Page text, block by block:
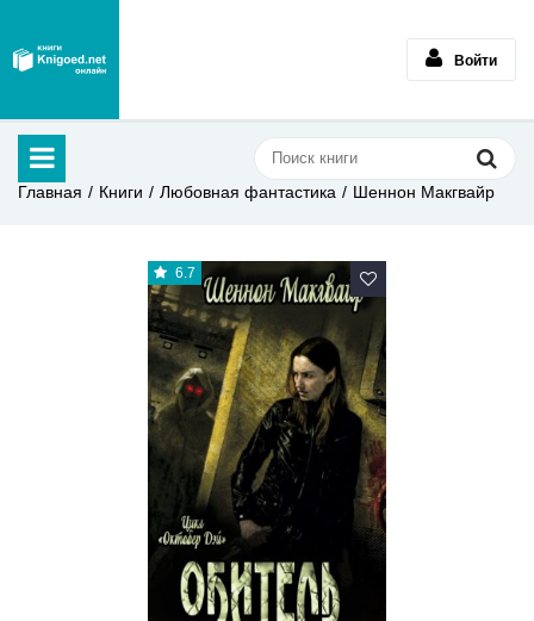
Войти
Главная Книги Любовная фантастика Шеннон Макгвайр
6.7